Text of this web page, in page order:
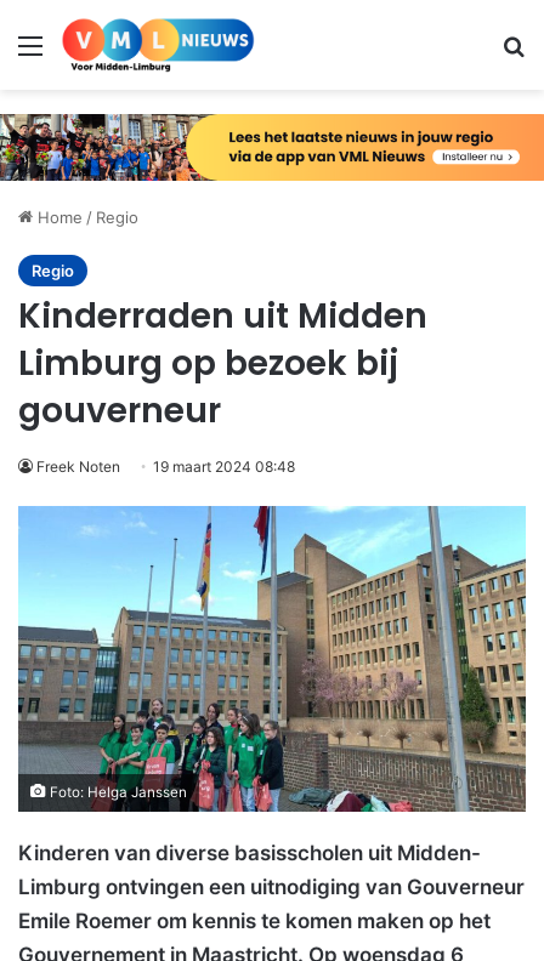
Menu
Home / Regio
Regio
Kinderraden uit Midden
Limburg op bezoek bij
gouverneur
Freek Noten 19 maart 2024 08:48
Foto: Helga Janssen
Kinderen van diverse basisscholen uit Midden-
Limburg ontvingen een uitnodiging van Gouverneur
Emile Roemer om kennis te komen maken op het
Gouvernement in Maastricht. Op woensdag 6